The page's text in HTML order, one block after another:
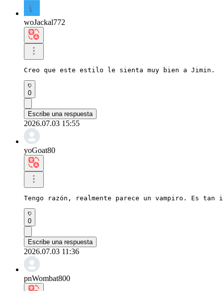
woJackal772
Creo que este estilo le sienta muy bien a Jimin.
0
Escribe una respuesta
2026.07.03 15:55
yoGoat80
Tengo razón, realmente parece un vampiro. Es
0
Escribe una respuesta
2026.07.03 11:36
pnWombat800